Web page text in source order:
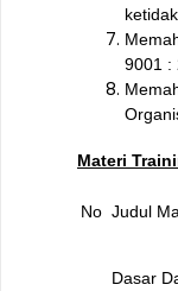
9001 :
Materi
No Judul
Dasar